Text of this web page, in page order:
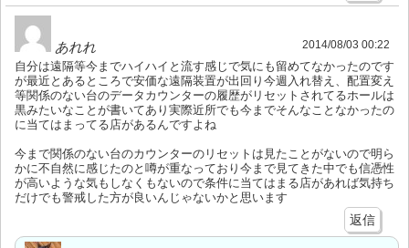
あれれ 2014/08/03 00:22
自分は遠隔等今までハイハイと流す感じで気にも留めてなかったのです
が最近とあるところで安価な遠隔装置が出回り今週入れ替え、配置変え
等関係のない台のデータカウンターの履歴がリセットされてるホールは
黒みたいなことが書いてあり実際近所でも今までそんなことなかったの
に当てはまってる店があるんですよね
今まで関係のない台のカウンターのリセットは見たことがないので明ら
かに不自然に感じたのと噂が重なっており今まで見てきた中でも信憑性
が高いような気もしなくもないので条件に当てはまる店があれば気持ち
だけでも警戒した方が良いんじゃないかと思います
返信